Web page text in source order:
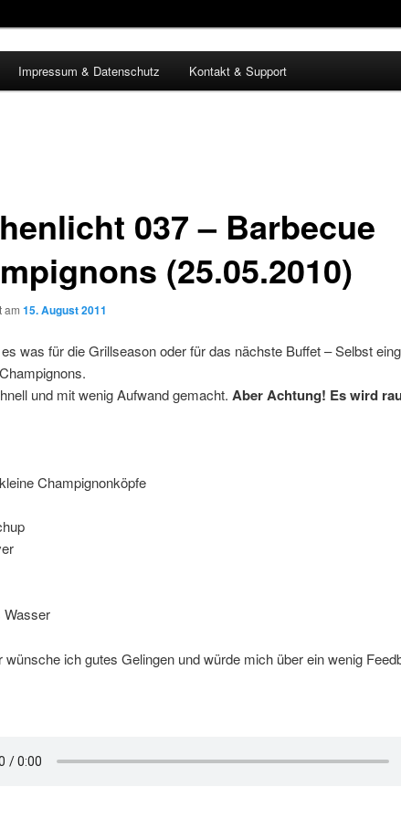
Impressum & Datenschutz Kontakt & Support
037 – Barbecue
(25.05.2010)
am 15. August 2011
was für die Grillseason oder für das nächste Buffet – Selbst
und mit wenig Aufwand gemacht. Aber Achtung! Es wird
Champignonköpfe
Wasser
wünsche ich gutes Gelingen und würde mich über ein wenig